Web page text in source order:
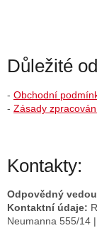
Důležité
- Obchodní
- Zásady
Kontakty:
Odpovědný
Kontaktní údaje:
Neumanna 555/14